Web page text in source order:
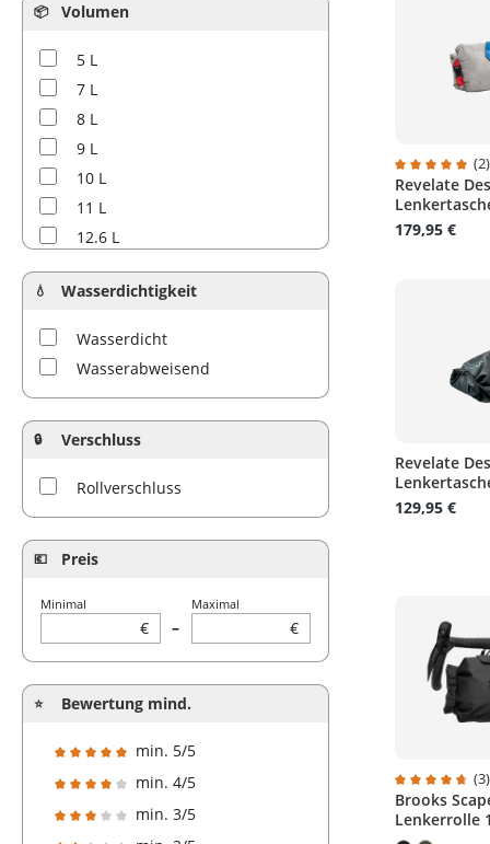
Volumen
5 L
7 L
8 L
9 L
10 L
11 L
12.6 L
13 L
14 L
Wasserdichtigkeit
Wasserdicht
Wasserabweisend
Verschluss
Rollverschluss
Preis
Minimal
€ –
Maximal
€
Bewertung mind.
Filter hinzufügen: Minimum Bewertung von 5 von 5 Sternen
min. 5/5
Filter hinzufügen: Minimum Bewertung von 4 von 5
min. 4/5
Filter hinzufügen: Minimum Bewertung von 3 von 5 Sternen
min. 3/5
(2)
Revelate
179,95 €
Revelate
129,95 €
(3)
Brooks
Lenkerrolle